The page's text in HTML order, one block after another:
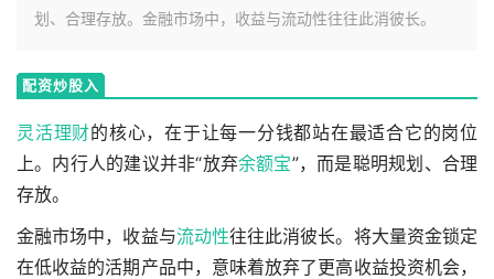
划、合理存放。金融市场中，收益与流动性往往此消彼长。
配资炒股入
灵活理财的核心，在于让每一分钱都站在最适合它的岗位
上。内行人的建议并非“放弃余额宝”，而是聪明规划、合理
存放。
金融市场中，收益与流动性往往此消彼长。将大量资金锁定
在低收益的活期产品中，意味着放弃了更高收益投资机会，